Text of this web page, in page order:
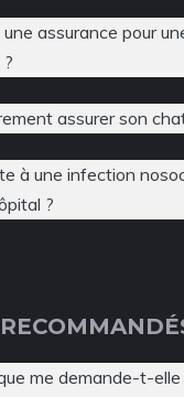
assurance pour
assurer son
à une infection
?
me demande-t-